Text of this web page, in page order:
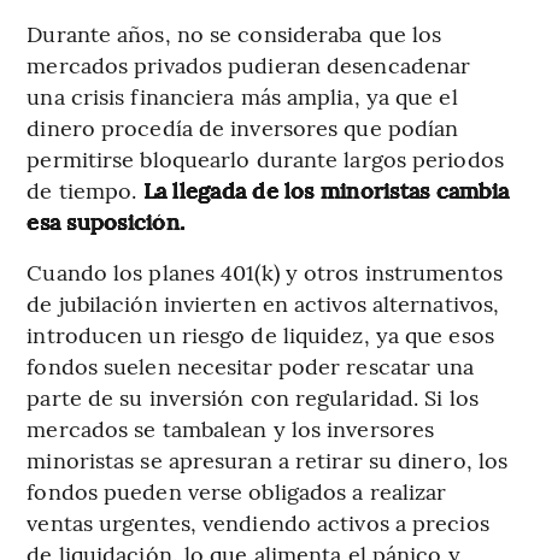
Durante años, no se consideraba que los
mercados privados pudieran desencadenar
una crisis financiera más amplia, ya que el
dinero procedía de inversores que podían
permitirse bloquearlo durante largos periodos
de tiempo. La llegada de los minoristas cambia
esa suposición.
Cuando los planes 401(k) y otros instrumentos
de jubilación invierten en activos alternativos,
introducen un riesgo de liquidez, ya que esos
fondos suelen necesitar poder rescatar una
parte de su inversión con regularidad. Si los
mercados se tambalean y los inversores
minoristas se apresuran a retirar su dinero, los
fondos pueden verse obligados a realizar
ventas urgentes, vendiendo activos a precios
de liquidación, lo que alimenta el pánico y